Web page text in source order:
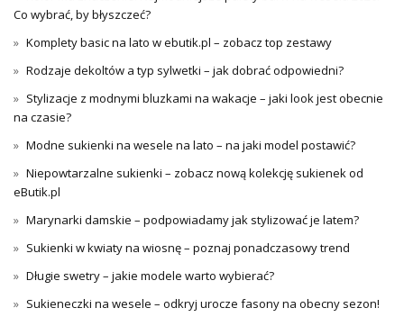
Co wybrać, by błyszczeć?
Komplety basic na lato w ebutik.pl – zobacz top zestawy
Rodzaje dekoltów a typ sylwetki – jak dobrać odpowiedni?
Stylizacje z modnymi bluzkami na wakacje – jaki look jest obecnie
na czasie?
Modne sukienki na wesele na lato – na jaki model postawić?
Niepowtarzalne sukienki – zobacz nową kolekcję sukienek od
eButik.pl
Marynarki damskie – podpowiadamy jak stylizować je latem?
Sukienki w kwiaty na wiosnę – poznaj ponadczasowy trend
Długie swetry – jakie modele warto wybierać?
Sukieneczki na wesele – odkryj urocze fasony na obecny sezon!